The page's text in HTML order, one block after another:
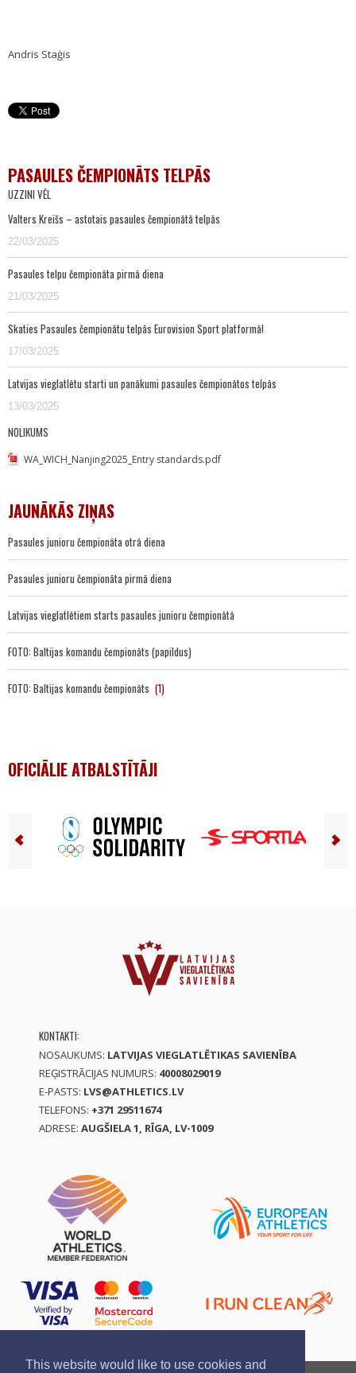
This website would like to use cookies and
Andris Staģis
PASAULES ČEMPIONĀTS TELPĀS
UZZINI VĒL
Valters Kreišs – astotais pasaules čempionātā telpās
22/03/2025
Pasaules telpu čempionāta pirmā diena
21/03/2025
Skaties Pasaules čempionātu telpās Eurovision Sport platformā!
17/03/2025
Latvijas vieglatlētu starti un panākumi pasaules čempionātos telpās
13/03/2025
NOLIKUMS
WA_WICH_Nanjing2025_Entry standards.pdf
JAUNĀKĀS ZIŅAS
Pasaules junioru čempionāta otrā diena
Pasaules junioru čempionāta pirmā diena
Latvijas vieglatlētiem starts pasaules junioru čempionātā
FOTO: Baltijas komandu čempionāts (papildus)
FOTO: Baltijas komandu čempionāts (1)
OFICIĀLIE ATBALSTĪTĀJI
KONTAKTI:
NOSAUKUMS: LATVIJAS VIEGLATLĒTIKAS SAVIENĪBA
REĢISTRĀCIJAS NUMURS: 40008029019
E-PASTS: LVS@ATHLETICS.LV
TELEFONS: +371 29511674
ADRESE: AUGŠIELA 1, RĪGA, LV-1009